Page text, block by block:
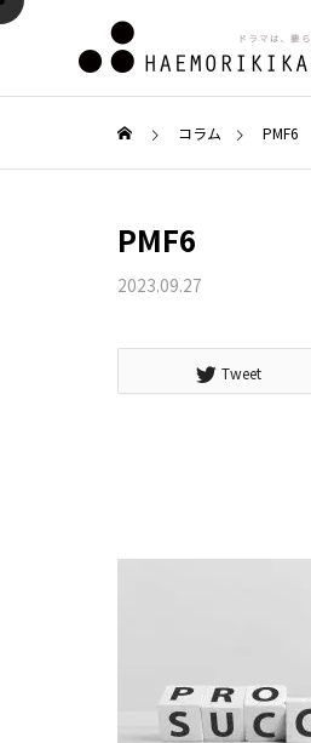
サービス一覧
COLUMN
コラム PMF6
PMF6
2023.09.27
Tweet